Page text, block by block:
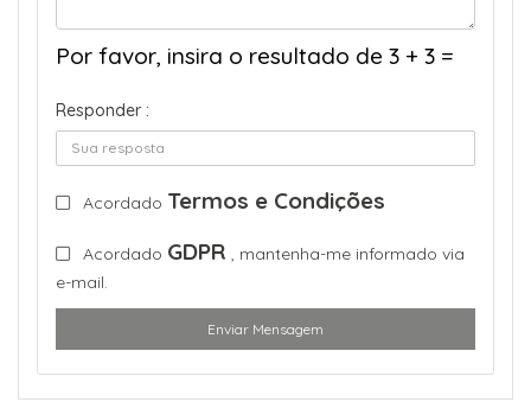
Por favor, insira o resultado de 3 + 3 =
Responder :
Acordado Termos e Condições
Acordado GDPR
, mantenha-me informado via
e-mail.
Enviar Mensagem